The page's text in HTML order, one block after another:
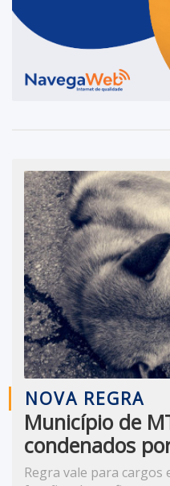
NOVA REGRA
Município de
condenados
animais de
Regra vale para cargos